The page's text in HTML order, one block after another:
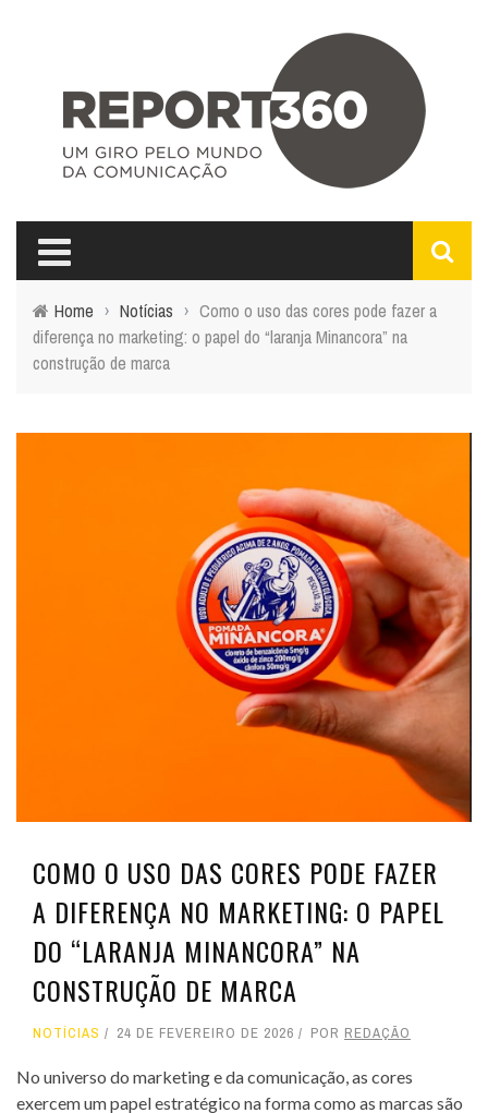
Home › Notícias › Como o uso das cores pode fazer a
diferença no marketing: o papel do “laranja Minancora” na
construção de marca
COMO O USO DAS CORES PODE FAZER
A DIFERENÇA NO MARKETING: O PAPEL
DO “LARANJA MINANCORA” NA
CONSTRUÇÃO DE MARCA
NOTÍCIAS 24 DE FEVEREIRO DE 2026 POR REDAÇÃO
No universo do marketing e da comunicação, as cores
exercem um papel estratégico na forma como as marcas são